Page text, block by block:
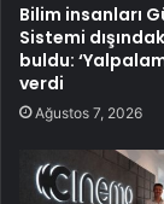
Bilim insanları
Sistemi
buldu:
verdi
Ağustos 7, 2026